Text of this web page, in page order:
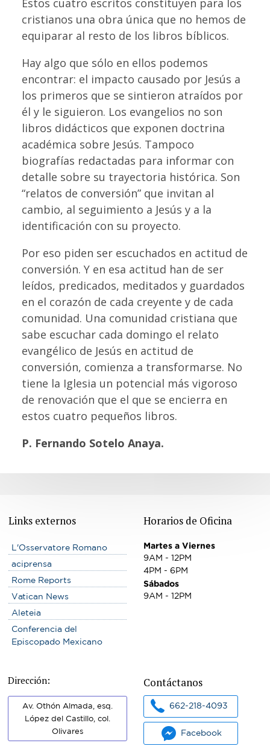
Estos cuatro escritos constituyen para los
cristianos una obra única que no hemos de
equiparar al resto de los libros bíblicos.
Hay algo que sólo en ellos podemos
encontrar: el impacto causado por Jesús a
los primeros que se sintieron atraídos por
él y le siguieron. Los evangelios no son
libros didácticos que exponen doctrina
académica sobre Jesús. Tampoco
biografías redactadas para informar con
detalle sobre su trayectoria histórica. Son
“relatos de conversión” que invitan al
cambio, al seguimiento a Jesús y a la
identificación con su proyecto.
Por eso piden ser escuchados en actitud de
conversión. Y en esa actitud han de ser
leídos, predicados, meditados y guardados
en el corazón de cada creyente y de cada
comunidad. Una comunidad cristiana que
sabe escuchar cada domingo el relato
evangélico de Jesús en actitud de
conversión, comienza a transformarse. No
tiene la Iglesia un potencial más vigoroso
de renovación que el que se encierra en
estos cuatro pequeños libros.
P. Fernando Sotelo Anaya.
Links externos
L'Osservatore Romano
aciprensa
Rome Reports
Vatican News
Aleteia
Conferencia del
Episcopado Mexicano
Horarios de Oficina
Martes a Viernes
9AM - 12PM
4PM - 6PM
Sábados
9AM - 12PM
Dirección:
Av. Othón Almada, esq.
López del Castillo, col.
Olivares
Contáctanos
662-218-4093
Facebook